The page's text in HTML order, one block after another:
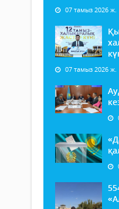
07 тамыз 2026 ж.
07 тамыз 2026 ж.